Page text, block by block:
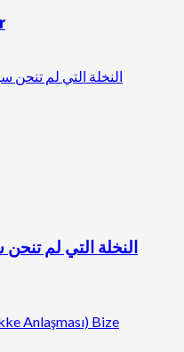
النخلة التي لم تنحن
النخلة التي لم
Anlaşması) Bize